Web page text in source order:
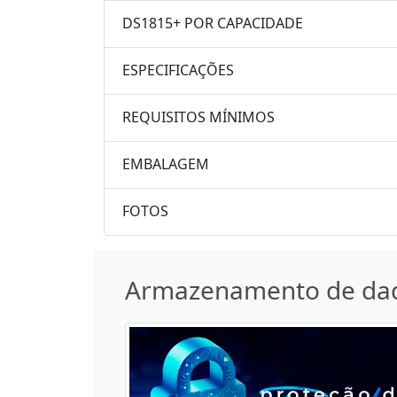
DS1815+ POR CAPACIDADE
ESPECIFICAÇÕES
REQUISITOS MÍNIMOS
EMBALAGEM
FOTOS
Armazenamento de